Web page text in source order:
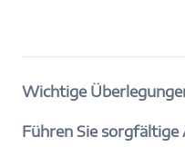
Wichtige
Führen Sie sorgfältige